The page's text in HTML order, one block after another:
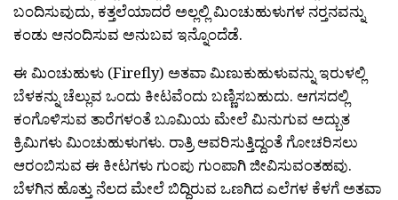
ಬಂದಿಸುವುದು, ಕತ್ತಲೆಯಾದರೆ ಅಲ್ಲಲ್ಲಿ ಮಿಂಚುಹುಳುಗಳ ನರ‍್ತನವನ್ನು
ಕಂಡು ಆನಂದಿಸುವ ಅನುಬವ ಇನ್ನೊಂದೆಡೆ.
ಈ ಮಿಂಚುಹುಳು (Firefly) ಅತವಾ ಮಿಣುಕುಹುಳುವನ್ನು ಇರುಳಲ್ಲಿ
ಬೆಳಕನ್ನು ಚೆಲ್ಲುವ ಒಂದು ಕೀಟವೆಂದು ಬಣ್ಣಿಸಬಹುದು. ಆಗಸದಲ್ಲಿ
ಕಂಗೊಳಿಸುವ ತಾರೆಗಳಂತೆ ಬೂಮಿಯ ಮೇಲೆ ಮಿನುಗುವ ಅದ್ಬುತ
ಕ್ರಿಮಿಗಳು ಮಿಂಚುಹುಳುಗಳು. ರಾತ್ರಿ ಆವರಿಸುತ್ತಿದ್ದಂತೆ ಗೋಚರಿಸಲು
ಆರಂಬಿಸುವ ಈ ಕೀಟಗಳು ಗುಂಪು ಗುಂಪಾಗಿ ಜೀವಿಸುವಂತಹವು.
ಬೆಳಗಿನ ಹೊತ್ತು ನೆಲದ ಮೇಲೆ ಬಿದ್ದಿರುವ ಒಣಗಿದ ಎಲೆಗಳ ಕೆಳಗೆ ಅತವಾ